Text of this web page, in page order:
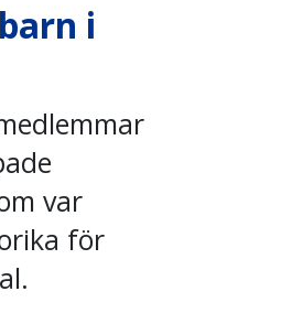
i
var
för